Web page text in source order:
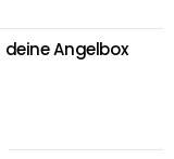
Angelbox